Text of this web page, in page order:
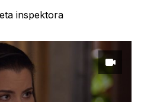
inspektora